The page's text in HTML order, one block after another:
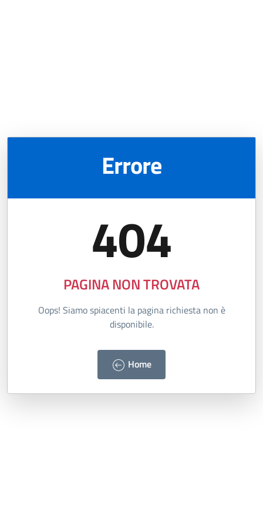
Errore
404
PAGINA NON TROVATA
Oops! Siamo spiacenti la pagina richiesta non è
disponibile.
Home